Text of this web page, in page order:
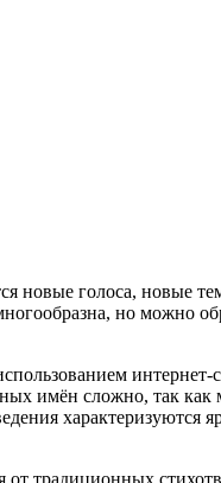
новые голоса, новые
но можно
интернет-
имён сложно, так как
характеризуются
традиционных